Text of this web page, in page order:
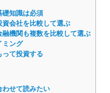
礎知識は必須
資会社を比較して選ぶ
融機関も複数を比較して選ぶ
ミング
って投資する
わせて読みたい